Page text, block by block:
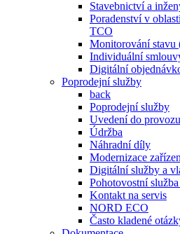
Stavebnictví a
Poradenství v
TCO
Monitorování
Individuální
Digitální
Poprodejní služby
back
Poprodejní služby
Uvedení do provozu
Údržba
Náhradní díly
Modernizace
Digitální služby a
Pohotovostní
Kontakt na servis
NORD ECO
Často kladené